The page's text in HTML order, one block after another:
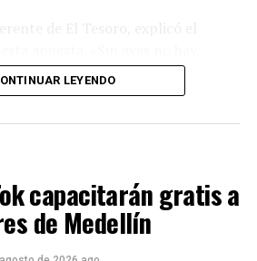
abrimos nuestra celebración de la
‘Colombia, país de las aves’, una
que nos enseñen sobre
para enamorarnos de ellas y
afirmó la vocera, quien
visitantes a disfrutar de
música, gastronomía y artesanías
LEYENDO
capacitarán gratis a
de Medellín